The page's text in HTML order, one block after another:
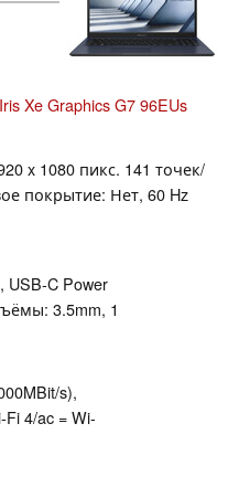
Xe Graphics G7 96EUs
x 1080 пикс. 141 точек/
покрытие: Нет, 60 Hz
USB-C Power
3.5mm, 1
s),
4/ac = Wi-